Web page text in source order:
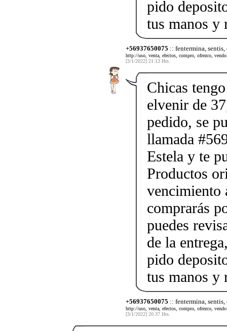
pido
tus manos y
+56937650075 :: fentermina,
http://uso, venta, efectos, compro, ofrezco,
[3/1/2022] 21:13 Hrs.
Chicas
elvenir de
pedido, se
llamada
Estela y te
Productos
vencimiento
comprarás
puedes
de la
pido
tus manos y
+56937650075 :: fentermina,
http://uso, venta, efectos, compro, ofrezco,
[3/1/2022] 20:37 Hrs.